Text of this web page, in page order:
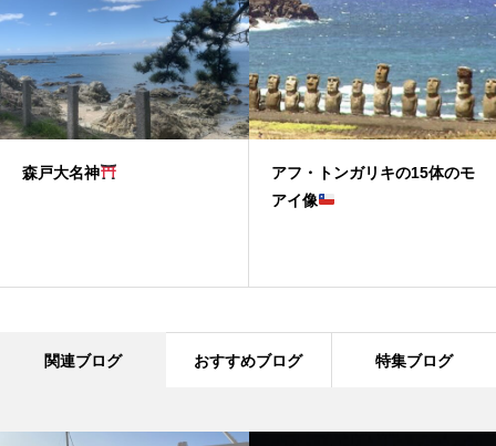
森戸大名神
アフ・トンガリキの15体のモ
アイ像
関連ブログ おすすめブログ 特集ブログ